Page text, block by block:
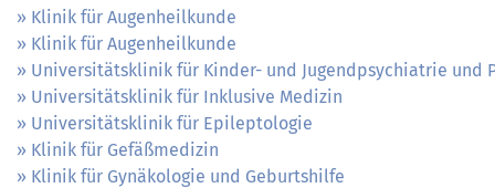
Klinik für Augenheilkunde
Klinik für Augenheilkunde
Universitätsklinik für Kinder- und Jugendpsychiatrie und
Universitätsklinik für Inklusive Medizin
Universitätsklinik für Epileptologie
Klinik für Gefäßmedizin
Klinik für Gynäkologie und Geburtshilfe